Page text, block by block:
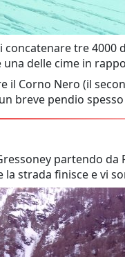
tre 4000
delle cime in
il Corno Nero (il
breve pendio
partendo
la strada finisce e vi